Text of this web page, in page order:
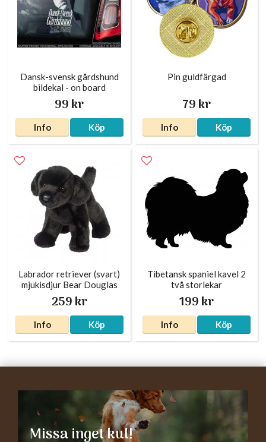
Dansk-svensk gårdshund
bildekal - on board
99 kr
Info Köp
Pin guldfärgad
79 kr
Info Köp
Labrador retriever (svart)
mjukisdjur Bear Douglas
259 kr
Info Köp
Tibetansk spaniel kavel 2
två storlekar
199 kr
Info Köp
Missa inget kul!